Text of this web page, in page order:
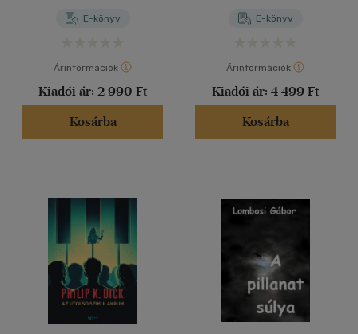
E-könyv
Árinformációk
Kiadói ár: 2 990 Ft
Kosárba
E-könyv
Árinformációk
Kiadói ár: 4 499 Ft
Kosárba